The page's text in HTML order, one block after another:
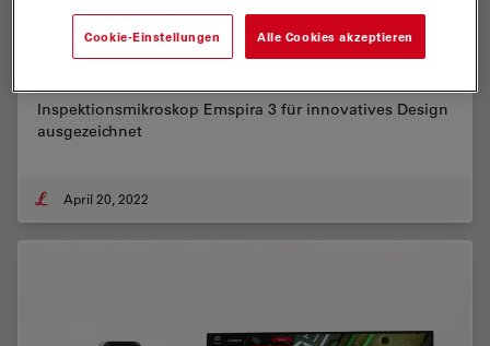
Leica Microsystems gewinnt renommierten
Red Dot Designpreis
Inspektionsmikroskop Emspira 3 für innovatives Design
ausgezeichnet
April 20, 2022
Cookie-Einstellungen Alle Cookies akzeptieren